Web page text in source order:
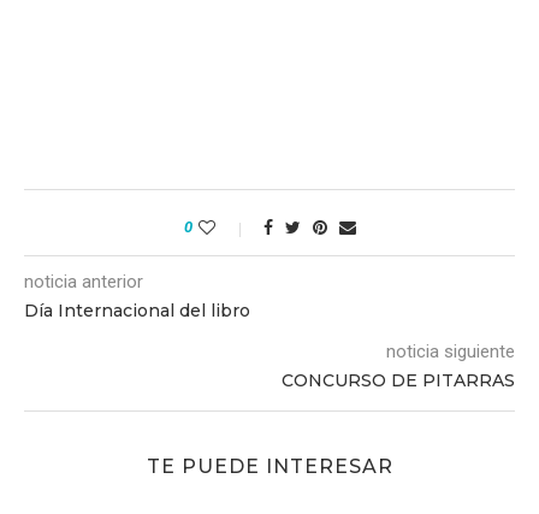
0
noticia anterior
Día Internacional del libro
noticia siguiente
CONCURSO DE PITARRAS
TE PUEDE INTERESAR